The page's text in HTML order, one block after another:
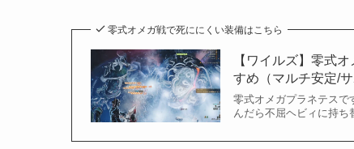
零式オメガ戦で死ににくい装備はこちら
【ワイルズ】零式
すめ（マルチ安定/
零式オメガプラネテス
んだら不屈ヘビィに持ち